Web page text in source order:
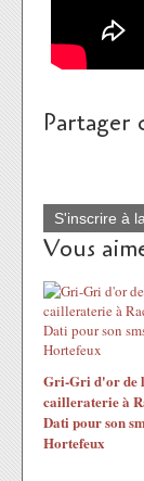
Partager
S'inscrire à
Vous
Gri-Gri d'or de
cailleraterie à
Dati pour son
Hortefeux